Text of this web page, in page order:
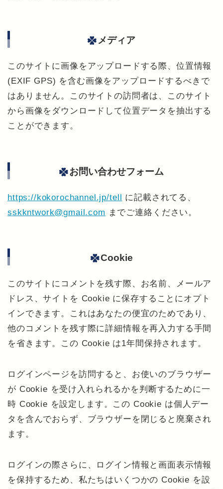
メディア
このサイトに画像をアップロードする際、位置情報
(EXIF GPS) を含む画像をアップロードするべきで
はありません。このサイトの訪問者は、このサイト
から画像をダウンロードして位置データを抽出する
ことができます。
お問い合わせフォーム
https://kokorochannel.jp/tell に記載されてる、
sskkntwork@gmail.com までご連絡ください。
Cookie
このサイトにコメントを残す際、お名前、メールア
ドレス、サイトを Cookie に保存することにオプト
インできます。これはあなたの便宜のためであり、
他のコメントを残す際に詳細情報を再入力する手間
を省きます。この Cookie は1年間保持されます。
ログインページを訪問すると、お使いのブラウザー
が Cookie を受け入れられるかを判断するために一
時 Cookie を設定します。この Cookie は個人デー
タを含んでおらず、ブラウザーを閉じると廃棄され
ます。
ログインの際さらに、ログイン情報と画面表示情報
を保持するため、私たちはいくつかの Cookie を設